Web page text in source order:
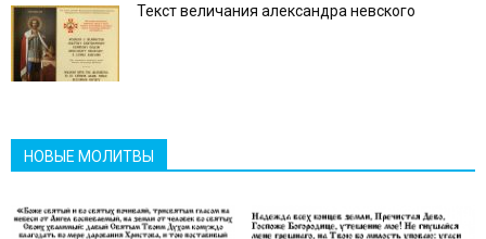
Текст величания александра невского
НОВЫЕ МОЛИТВЫ